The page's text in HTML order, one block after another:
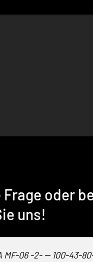
Frage oder
uns!